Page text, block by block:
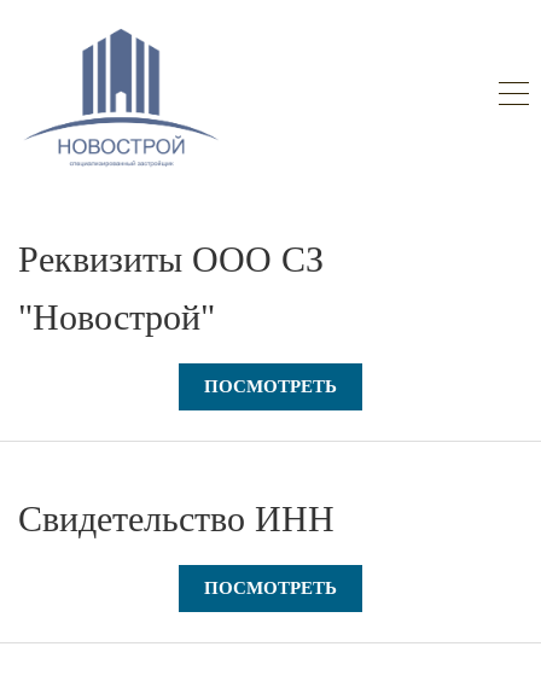
Реквизиты ООО СЗ
"Новострой"
ПОСМОТРЕТЬ
Свидетельство ИНН
ПОСМОТРЕТЬ